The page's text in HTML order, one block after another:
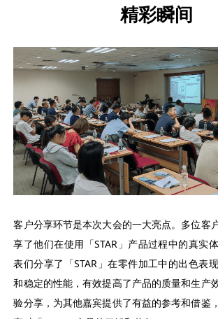
精彩瞬间
客户分享环节是本次大会的一大亮点。多位客
享了他们在使用「STAR」产品过程中的真实
表们分享了「STAR」在零件加工中的出色表
和稳定的性能，有效提高了产品的质量和生产
验分享，为其他嘉宾提供了有益的参考和借鉴